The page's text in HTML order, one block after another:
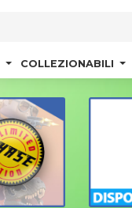
COLLEZIONABILI